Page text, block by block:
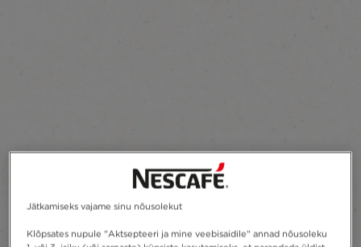
Jätkamiseks vajame sinu nõusolekut
Klõpsates nupule "Aktsepteeri ja mine veebisaidile" annad nõusoleku